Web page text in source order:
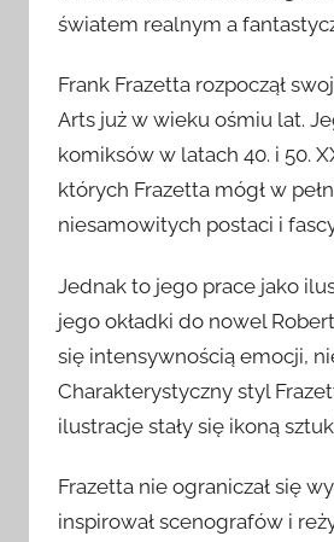
światem realnym a
Frank Frazetta rozpoczął
Arts już w wieku ośmiu lat.
komiksów w latach 40. i 50.
których Frazetta mógł w
niesamowitych postaci i
Jednak to jego prace jako
jego okładki do nowel
się intensywnością emocji,
Charakterystyczny styl
ilustracje stały się ikoną
Frazetta nie ograniczał się
inspirował scenografów i